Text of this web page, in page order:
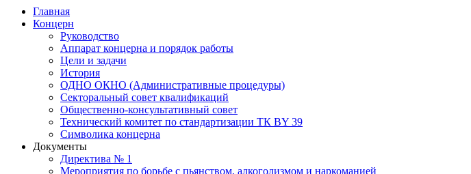
Главная
Концерн
Руководство
Аппарат концерна и порядок работы
Цели и задачи
История
ОДНО ОКНО (Административные процедуры)
Секторальный совет квалификаций
Общественно-консультативный совет
Технический комитет по стандартизации ТК BY 39
Символика концерна
Документы
Директива № 1
Мероприятия по борьбе с пьянством, алкоголизмом и наркоманией